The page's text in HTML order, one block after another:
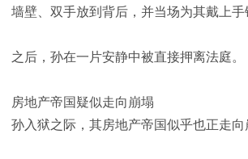
墙壁、双手放到背后，并当场为其戴上手
之后，孙在一片安静中被直接押离法庭。
房地产帝国疑似走向崩塌
孙入狱之际，其房地产帝国似乎也正走向